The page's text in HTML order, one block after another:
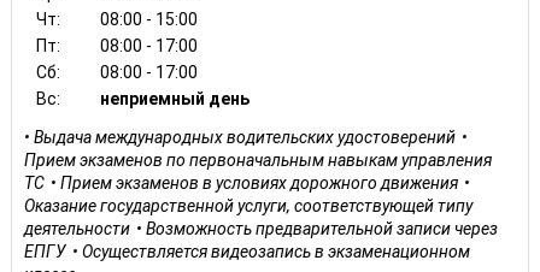
Чт:
08:00 - 15:00
Пт:
08:00 - 17:00
Сб:
08:00 - 17:00
Вс:
неприемный день
Выдача международных водительских удостоверений
Прием экзаменов по первоначальным навыкам управления
ТС
Прием экзаменов в условиях дорожного движения
Оказание государственной услуги, соответствующей типу
деятельности
Возможность предварительной записи через
ЕПГУ
Осуществляется видеозапись в экзаменационном